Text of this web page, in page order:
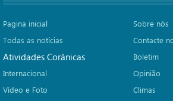
Pagina inicial
Todas as notícias
Atividades Corânicas
Internacional
Vídeo e Foto
Sobre nós
Contacte
Boletim
Opinião
Climas